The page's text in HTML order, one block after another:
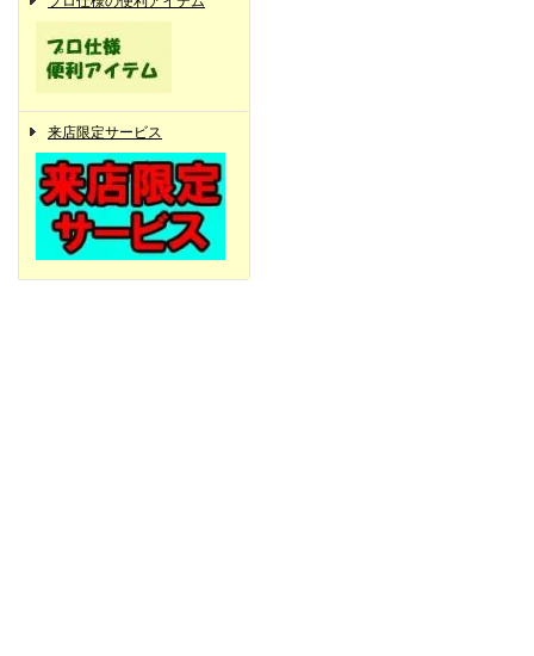
来店限定サービス